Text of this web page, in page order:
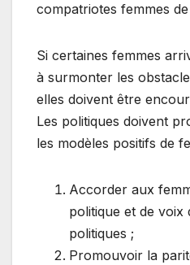
compatriotes femmes
Si certaines femmes
à surmonter les
elles doivent être
Les politiques doivent
les modèles positifs de
Accorder aux
politique et de voix
politiques ;
Promouvoir la